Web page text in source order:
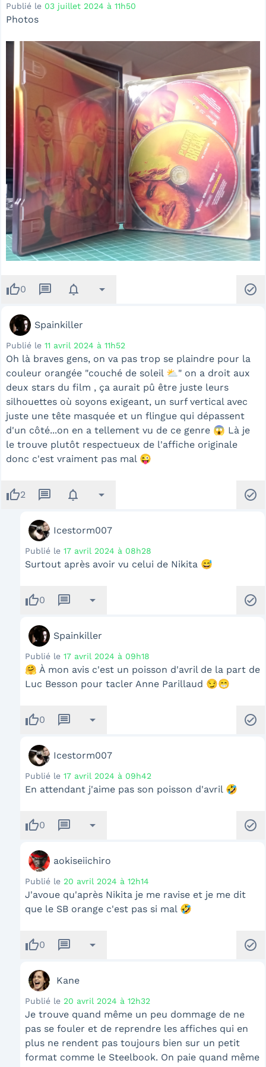
Publié le 03 juillet 2024 à 11h50
Photos
thumb_up0 message notifications arrow_drop_down check_circle
Spainkiller
Publié le 11 avril 2024 à 11h52
Oh là braves gens, on va pas trop se plaindre pour la
couleur orangée "couché de soleil ⛅" on a droit aux
deux stars du film , ça aurait pû être juste leurs
silhouettes où soyons exigeant, un surf vertical avec
juste une tête masquée et un flingue qui dépassent
d'un côté...on en a tellement vu de ce genre 😱 Là je
le trouve plutôt respectueux de l'affiche originale
donc c'est vraiment pas mal 😜
thumb_up2 message notifications arrow_drop_down check_circle
Icestorm007
Publié le 17 avril 2024 à 08h28
Surtout après avoir vu celui de Nikita 😅
thumb_up0 message arrow_drop_down check_circle
Spainkiller
Publié le 17 avril 2024 à 09h18
🤗 À mon avis c'est un poisson d'avril de la part de
Luc Besson pour tacler Anne Parillaud 😏😁
thumb_up0 message arrow_drop_down check_circle
Icestorm007
Publié le 17 avril 2024 à 09h42
En attendant j'aime pas son poisson d'avril 🤣
thumb_up0 message arrow_drop_down check_circle
aokiseiichiro
Publié le 20 avril 2024 à 12h14
J'avoue qu'après Nikita je me ravise et je me dit
que le SB orange c'est pas si mal 🤣
thumb_up0 message arrow_drop_down check_circle
Kane
Publié le 20 avril 2024 à 12h32
Je trouve quand même un peu dommage de ne
pas se fouler et de reprendre les affiches qui en
plus ne rendent pas toujours bien sur un petit
format comme le Steelbook. On paie quand même